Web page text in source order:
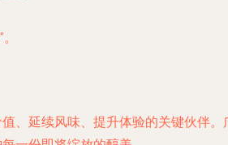
、延续风味、提升体验的关键伙伴